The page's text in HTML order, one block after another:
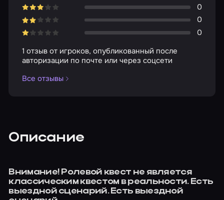
0
0
0
1 отзыв от игроков, опубликованный после
авторизации по почте или через соцсети
Все отзывы
Описание
Внимание! Ролевой квест не является
классическим квестом в реальности. Есть
выездной сценарий. Есть выездной